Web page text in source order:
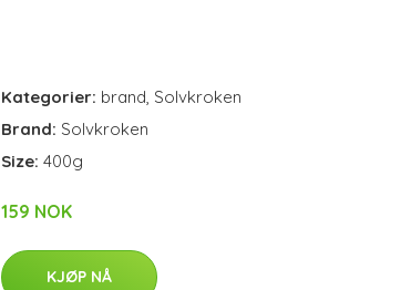
Kategorier: brand, Solvkroken
Brand: Solvkroken
Size: 400g
159 NOK
KJØP NÅ